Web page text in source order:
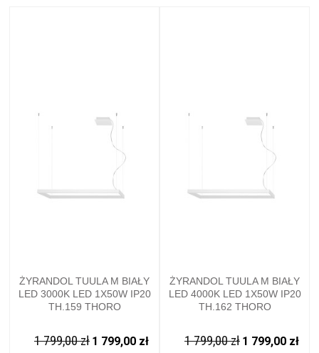
ŻYRANDOL TUULA M BIAŁY
LED 3000K LED 1X50W IP20
TH.159 THORO
1 799,00 zł 1 799,00 zł
ŻYRANDOL TUULA M BIAŁY
LED 4000K LED 1X50W IP20
TH.162 THORO
1 799,00 zł 1 799,00 zł